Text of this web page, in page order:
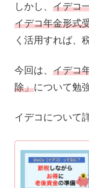
しかし、 イデコ
イデコ年金形式
く活用すれば、
今回は、 イデコ
除」について勉
イデコについて